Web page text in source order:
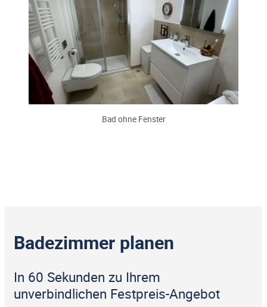
Bad ohne Fenster
Badezimmer planen
In 60 Sekunden zu Ihrem
unverbindlichen Festpreis-Angebot